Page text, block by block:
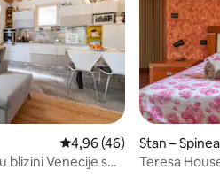
74 Prosječna ocjena: 4,96/5,
4,96 (46)
blizini Venecije s
Stan –
Teresa